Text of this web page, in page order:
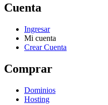
Cuenta
Ingresar
Mi cuenta
Crear Cuenta
Comprar
Dominios
Hosting